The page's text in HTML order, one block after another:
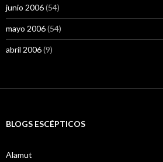
junio 2006(54)
mayo 2006(54)
abril 2006(9)
BLOGS ESCÉPTICOS
Alamut